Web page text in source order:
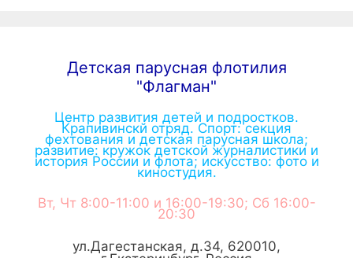
Детская парусная флотилия
"Флагман"
Центр развития детей и подростков.
Крапивинскй отряд. Спорт: секция
фехтования и детская парусная школа;
развитие: кружок детской журналистики и
история России и флота; искусство: фото и
киностудия.
Вт, Чт 8:00-11:00 и 16:00-19:30; Сб 16:00-
20:30
ул.Дагестанская, д.34, 620010,